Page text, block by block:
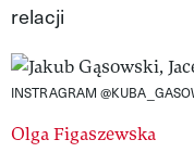
VIVA!PEOPLE POWER
VIVA!ITAKA
relacji
INSTRAGRAM
Olga Figaszewska